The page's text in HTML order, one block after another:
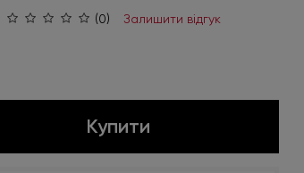
(0) Залишити відгук
Купити